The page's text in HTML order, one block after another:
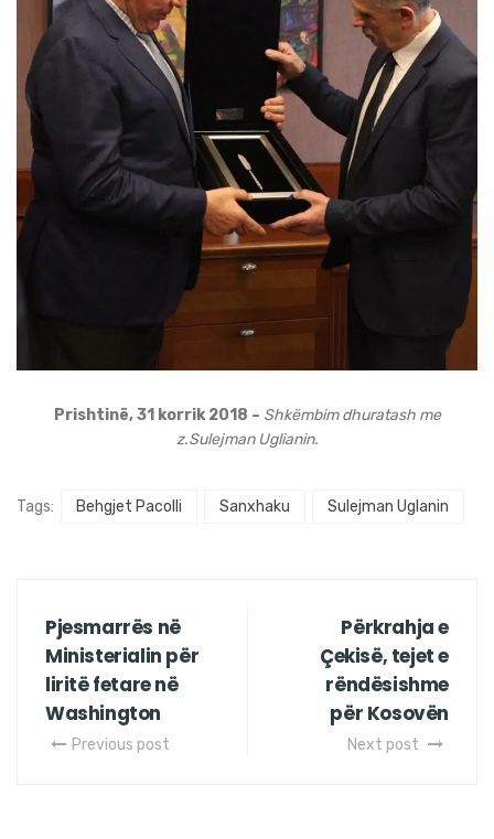
Prishtinë, 31 korrik 2018 – Shkëmbim dhuratash me
z.Sulejman Uglianin.
Tags: Behgjet Pacolli Sanxhaku Sulejman Uglanin
Pjesmarrës në
Ministerialin për
liritë fetare në
Washington
Previous post
Përkrahja e
Çekisë, tejet e
rëndësishme
për Kosovën
Next post